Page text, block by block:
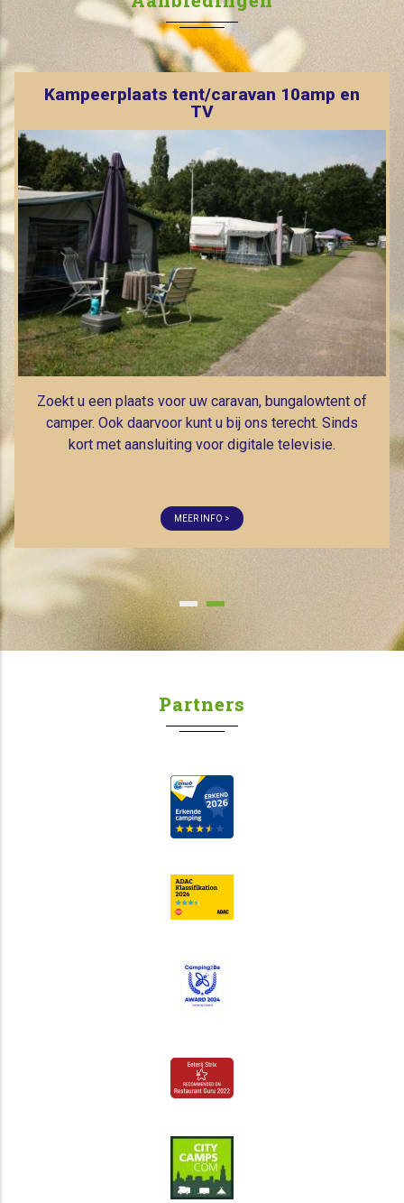
Kampeerplaats tent/caravan 10amp en
Zoekt u een plaats voor uw caravan, bungalowtent of
camper. Ook daarvoor kunt u bij ons terecht. Sinds
kort met aansluiting voor digitale televisie.
MEER INFO >
Partners